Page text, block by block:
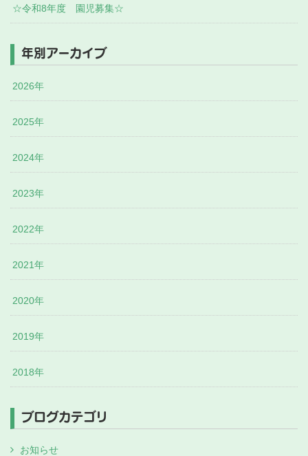
☆令和8年度 園児募集☆
年別アーカイブ
2026年
2025年
2024年
2023年
2022年
2021年
2020年
2019年
2018年
ブログカテゴリ
お知らせ